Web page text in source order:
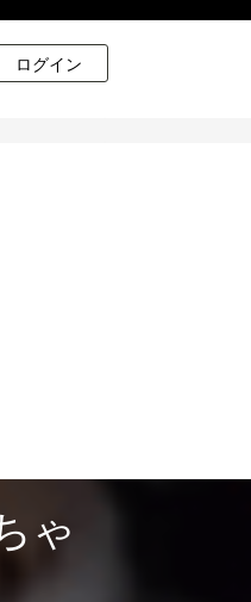
ログイン
ゃ